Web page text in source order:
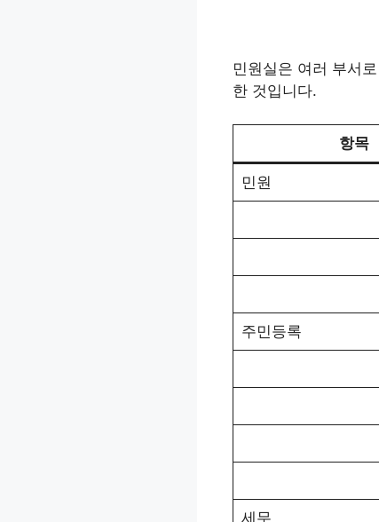
민원실은 여러 부서
한 것입니다.
항목
민원
주민등록
세무